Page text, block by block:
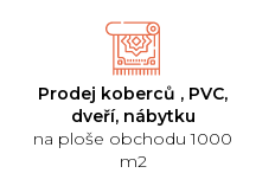
Prodej koberců , PVC,
dveří, nábytku
na ploše obchodu 1000
m2